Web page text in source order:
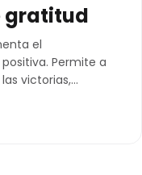
gratitud
el
Permite a
victorias,